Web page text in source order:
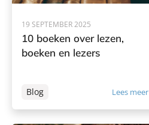
19 SEPTEMBER 2025
10 boeken over lezen,
boeken en lezers
Blog Lees meer